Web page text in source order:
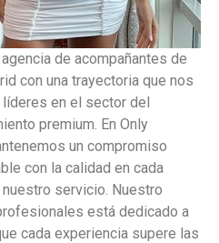
de acompañantes de
con una trayectoria que nos
líderes en el sector del
premium. En Only
un compromiso
con la calidad en cada
servicio. Nuestro
está dedicado a
cada experiencia supere las